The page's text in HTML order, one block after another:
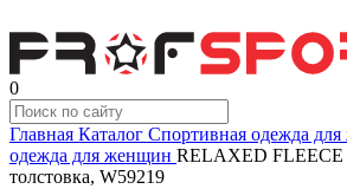
0
Главная Каталог Спортивная одежда
одежда для женщин RELAXED
толстовка, W59219